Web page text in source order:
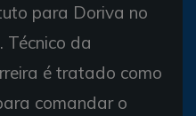
para Doriva no
Técnico da
é tratado como
comandar o